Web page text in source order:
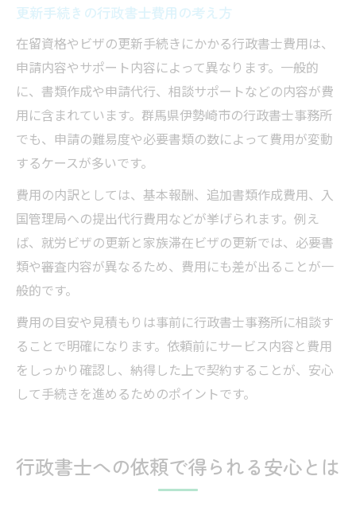
更新手続きの行政書士費用の考え方
在留資格やビザの更新手続きにかかる行政書士費用は、
申請内容やサポート内容によって異なります。一般的
に、書類作成や申請代行、相談サポートなどの内容が費
用に含まれています。群馬県伊勢崎市の行政書士事務所
でも、申請の難易度や必要書類の数によって費用が変動
するケースが多いです。
費用の内訳としては、基本報酬、追加書類作成費用、入
国管理局への提出代行費用などが挙げられます。例え
ば、就労ビザの更新と家族滞在ビザの更新では、必要書
類や審査内容が異なるため、費用にも差が出ることが一
般的です。
費用の目安や見積もりは事前に行政書士事務所に相談す
ることで明確になります。依頼前にサービス内容と費用
をしっかり確認し、納得した上で契約することが、安心
して手続きを進めるためのポイントです。
行政書士への依頼で得られる安心とは